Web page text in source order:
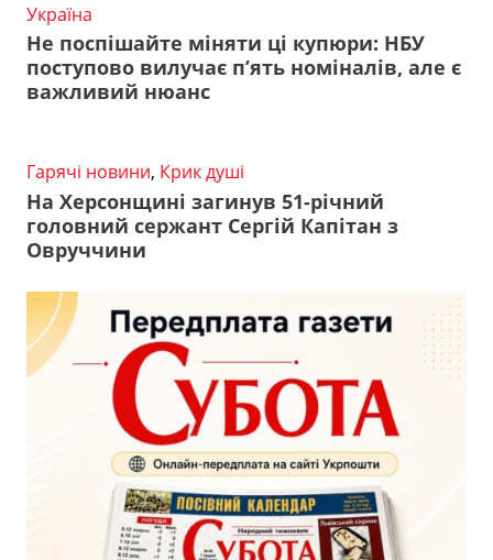
Україна
Не поспішайте міняти ці купюри: НБУ
поступово вилучає п’ять номіналів, але є
важливий нюанс
Гарячі новини, Крик душі
На Херсонщині загинув 51-річний
головний сержант Сергій Капітан з
Овруччини